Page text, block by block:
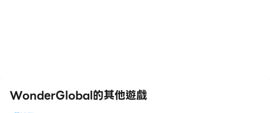
WonderGlobal的其他遊戲